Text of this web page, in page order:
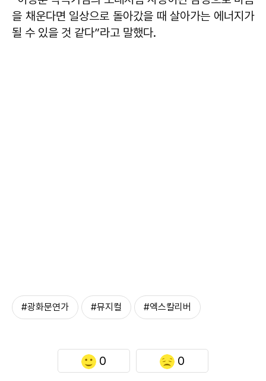
을 채운다면 일상으로 돌아갔을 때 살아가는 에너지가
될 수 있을 것 같다”라고 말했다.
#광화문연가 #뮤지컬 #엑스칼리버
0 0